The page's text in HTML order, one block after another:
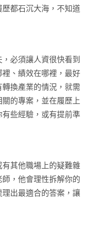
都石沉大海，不知道
必須讓人資很快看到
裡、績效在哪裡，最好
換產業的情況，就需
的專案，並在履歷上
些經驗，或有提前準
其他職場上的疑難雜
，他會理性拆解你的
出最適合的答案，讓